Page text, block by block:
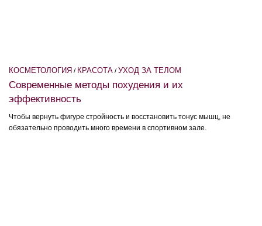
КОСМЕТОЛОГИЯ / КРАСОТА / УХОД ЗА ТЕЛОМ
Современные методы похудения и их
эффективность
Чтобы вернуть фигуре стройность и восстановить тонус мышц, не
обязательно проводить много времени в спортивном зале.